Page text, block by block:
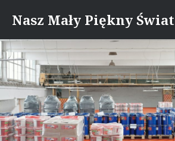
content
Nasz Mały Piękny Świat